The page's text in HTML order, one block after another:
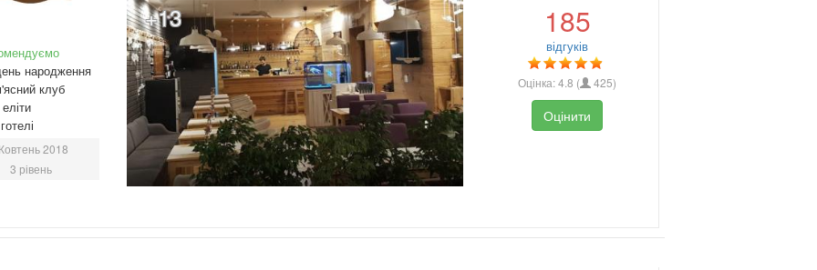
народження
клуб
2018
3 рівень
+13 185
відгуків
Оцінка:4.8 ( 425)
Оцінити